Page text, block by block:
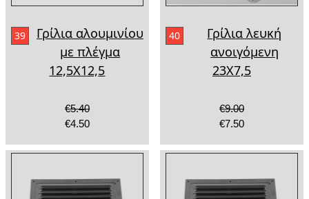
39
Γρίλια αλουμινίου
με πλέγμα
12,5Χ12,5
€5.40
€4.50
40
Γρίλια λευκή
ανοιγόμενη
23Χ7,5
€9.00
€7.50